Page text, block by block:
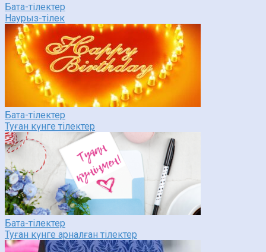
Бата-тілектер
Наурыз-тілек
Бата-тілектер
Туған күнге тілектер
Бата-тілектер
Туған күнге арналған тілектер